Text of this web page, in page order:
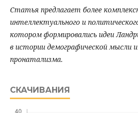
Статья предлагает более
интеллектуального и
котором формировались идеи
в истории демографической мысли
пронатализма.
СКАЧИВАНИЯ